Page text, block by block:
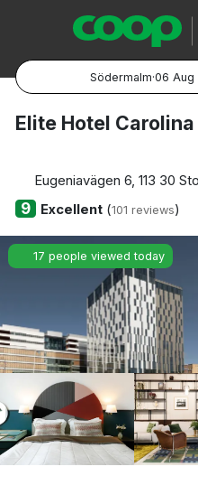
Södermalm·06 Aug
Popular Destinations:
Göteborg
Malmö
Hela Norge
Oslo
Bergen
Hela Danmark
Elite Hotel
Eugeniavägen 6, 113 30
9 Excellent(101 reviews)
17 people viewed today